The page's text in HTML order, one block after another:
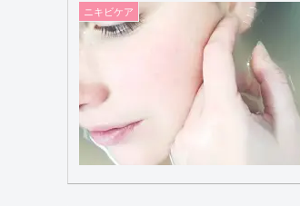
ニキビケア